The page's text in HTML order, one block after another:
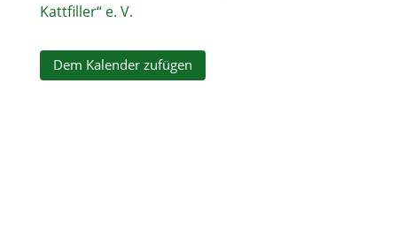
Kattfiller“ e. V.
Dem Kalender zufügen